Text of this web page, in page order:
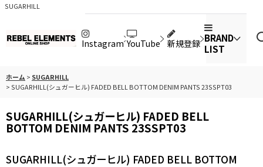
SUGARHILL
Instagram YouTube 新規登録 BRAND
LIST
ホーム > SUGARHILL
> SUGARHILL(シュガーヒル) FADED BELL BOTTOM DENIM PANTS 23SSPT03
SUGARHILL(シュガーヒル) FADED BELL
BOTTOM DENIM PANTS 23SSPT03
SUGARHILL(シュガーヒル) FADED BELL BOTTOM